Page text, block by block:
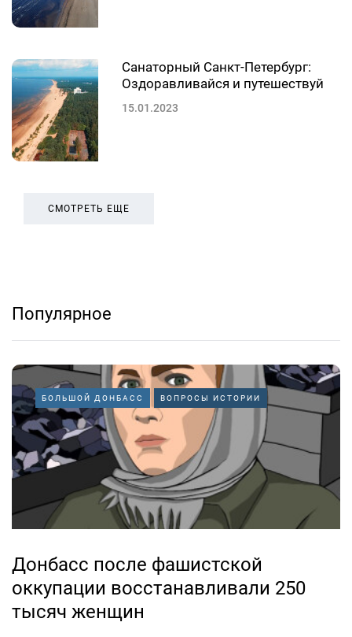
Санаторный Санкт-Петербург:
Оздоравливайся и путешествуй
15.01.2023
СМОТРЕТЬ ЕЩЕ
Популярное
БОЛЬШОЙ ДОНБАСС ВОПРОСЫ ИСТОРИИ
Донбасс после фашистской
оккупации восстанавливали 250
тысяч женщин